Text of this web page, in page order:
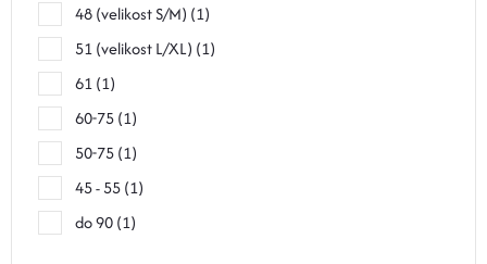
48 (velikost S/M) 1
51 (velikost L/XL) 1
61 1
60-75 1
50-75 1
45 - 55 1
do 90 1